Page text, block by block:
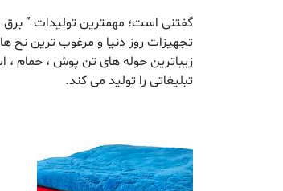
گفتنی است؛ مهمترین توليدات ” برق
تجهیزات روز دنیا و مرغوب ترین نخ
زیباترین حوله های تن پوش ، حمام
تبلیغاتی را تولید می کند.